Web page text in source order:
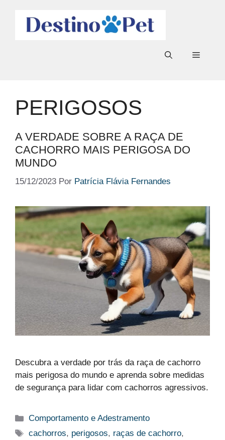
Menu
PERIGOSOS
A VERDADE SOBRE A RAÇA DE
CACHORRO MAIS PERIGOSA DO
MUNDO
15/12/2023 Por Patrícia Flávia Fernandes
Descubra a verdade por trás da raça de cachorro
mais perigosa do mundo e aprenda sobre medidas
de segurança para lidar com cachorros agressivos.
Categorias
Comportamento e Adestramento
Tags
cachorros, perigosos, raças de cachorro,